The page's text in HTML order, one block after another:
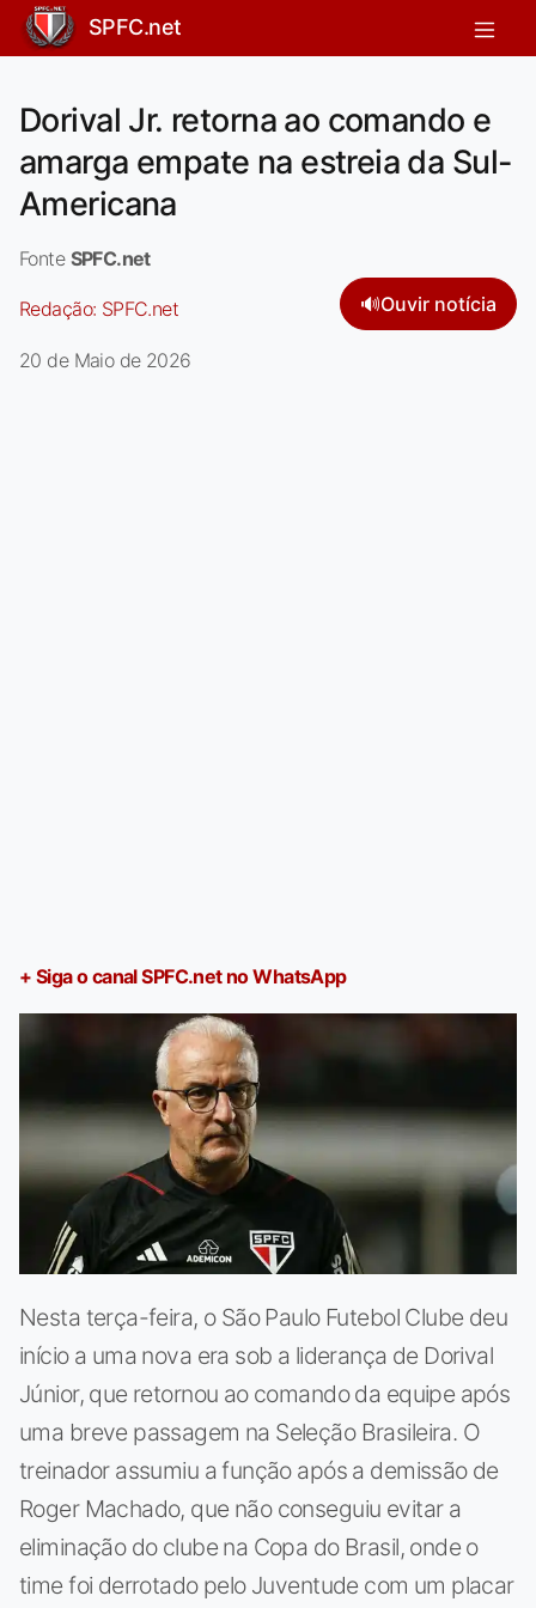
SPFC.net
Dorival Jr. retorna ao comando e
amarga empate na estreia da Sul-
Americana
Fonte SPFC.net
Redação: SPFC.net 🔊Ouvir notícia
20 de Maio de 2026
+ Siga o canal SPFC.net no WhatsApp
Nesta terça-feira, o São Paulo Futebol Clube deu
início a uma nova era sob a liderança de Dorival
Júnior, que retornou ao comando da equipe após
uma breve passagem na Seleção Brasileira. O
treinador assumiu a função após a demissão de
Roger Machado, que não conseguiu evitar a
eliminação do clube na Copa do Brasil, onde o
time foi derrotado pelo Juventude com um placar